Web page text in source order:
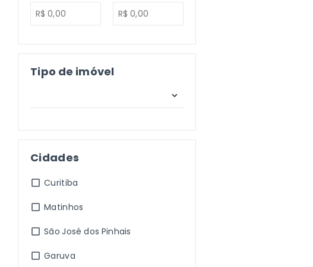
Tipo de imóvel
Cidades
Curitiba
Matinhos
São José dos Pinhais
Garuva